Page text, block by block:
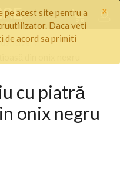
×
acest site pentru a
Daca veti
de acord sa primiti
/
din onix negru
cu piatră
onix negru